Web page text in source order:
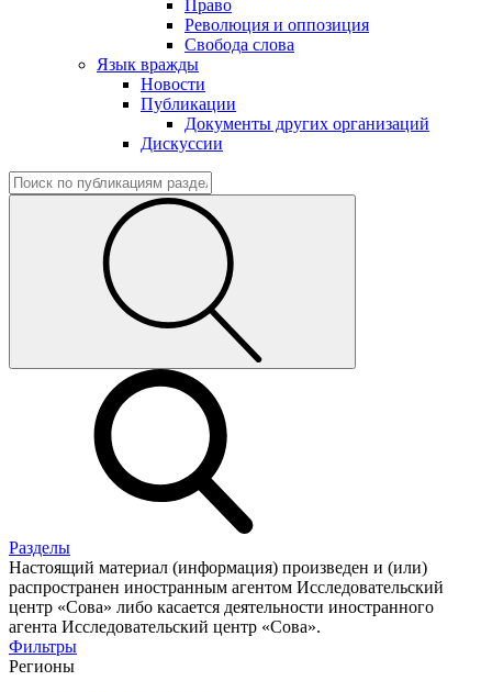
Право
Революция и оппозиция
Свобода слова
Язык вражды
Новости
Публикации
Документы других организаций
Дискуссии
Разделы
Настоящий материал (информация) произведен и (или)
распространен иностранным агентом Исследовательский
центр «Сова» либо касается деятельности иностранного
агента Исследовательский центр «Сова».
Фильтры
Регионы